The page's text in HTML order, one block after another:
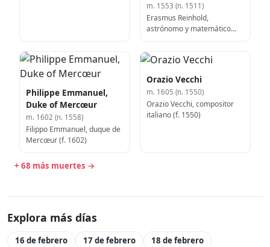
m. 1553 (n. 1511)
Erasmus Reinhold,
astrónomo y matemático
Philippe Emmanuel,
Duke of Mercœur
m. 1602 (n. 1558)
Filippo Emmanuel, duque de
Mercœur (f. 1602)
Orazio Vecchi
m. 1605 (n. 1550)
Orazio Vecchi, compositor
italiano (f. 1550)
+ 68 más muertes →
Explora más días
16 de febrero 17 de febrero
18 de febrero